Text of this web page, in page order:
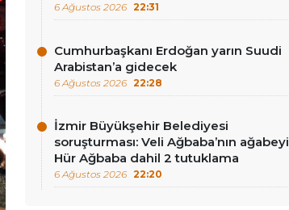
6 Ağustos 2026 22:31
Cumhurbaşkanı Erdoğan yarın Suudi
Arabistan’a gidecek
6 Ağustos 2026 22:28
İzmir Büyükşehir Belediyesi
soruşturması: Veli Ağbaba’nın ağabeyi
Hür Ağbaba dahil 2 tutuklama
6 Ağustos 2026 22:20